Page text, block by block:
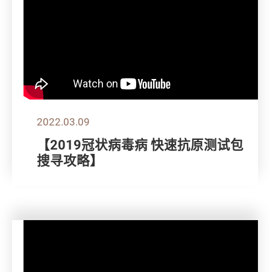
2022.03.09
【2019冠状病毒病 快速抗原测试包
搜寻攻略】